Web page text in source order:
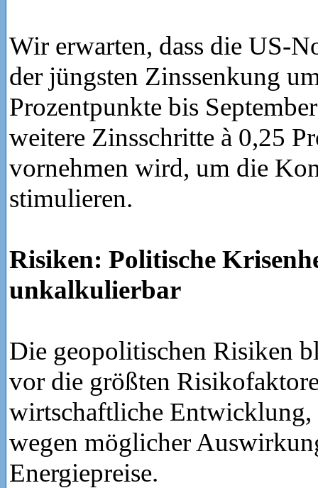
Wir erwarten, dass die US-
der jüngsten Zinssenkung
Prozentpunkte bis
weitere Zinsschritte à 0,25
vornehmen wird, um die
stimulieren.
Risiken: Politische
unkalkulierbar
Die geopolitischen Risiken
vor die größten
wirtschaftliche Entwicklung,
wegen möglicher
Energiepreise.